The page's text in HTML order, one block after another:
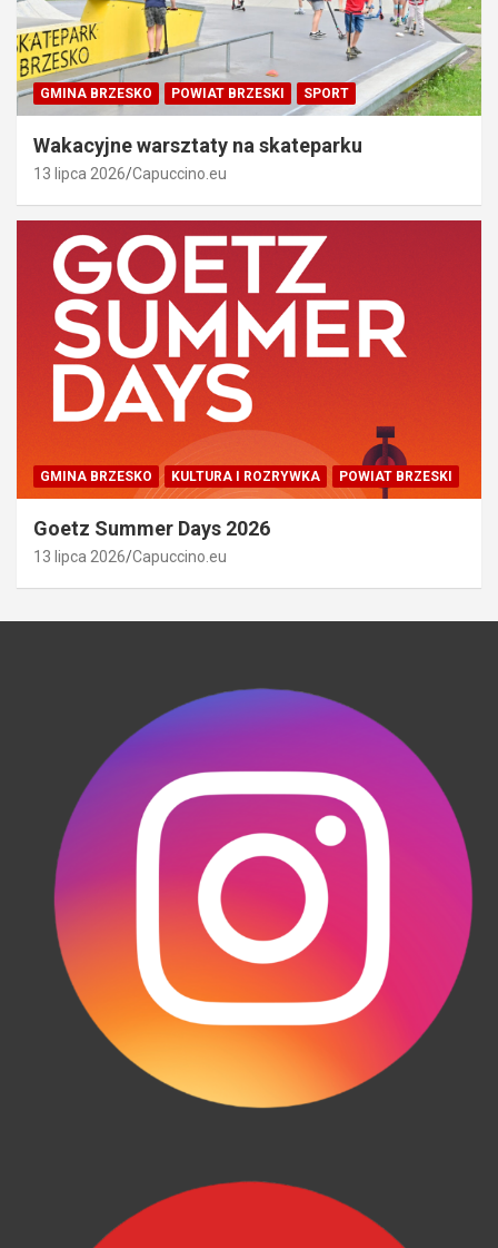
GMINA BRZESKO POWIAT BRZESKI SPORT
Wakacyjne warsztaty na skateparku
13 lipca 2026 Capuccino.eu
GMINA BRZESKO KULTURA I ROZRYWKA POWIAT BRZESKI
Goetz Summer Days 2026
13 lipca 2026 Capuccino.eu